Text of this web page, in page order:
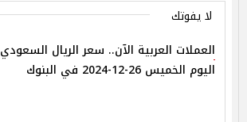
لا يفوتك
العملات العربية الآن.. سعر الريال السعودي
اليوم الخميس 26-12-2024 في البنوك